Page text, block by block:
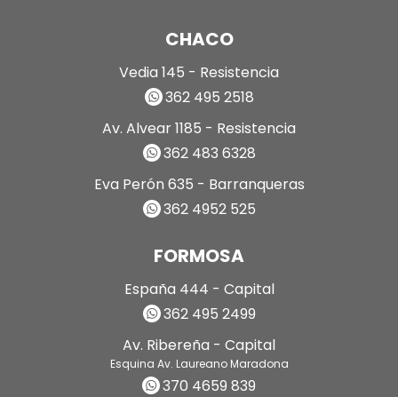
CHACO
Vedia 145 - Resistencia
362 495 2518
Av. Alvear 1185 - Resistencia
362 483 6328
Eva Perón 635 - Barranqueras
362 4952 525
FORMOSA
España 444 - Capital
362 495 2499
Av. Ribereña - Capital
Esquina Av. Laureano Maradona
370 4659 839